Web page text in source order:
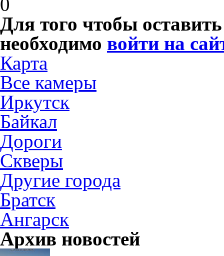
Для того чтобы
необходимо войти на
Карта
Все камеры
Иркутск
Байкал
Дороги
Скверы
Другие города
Братск
Ангарск
Архив новостей